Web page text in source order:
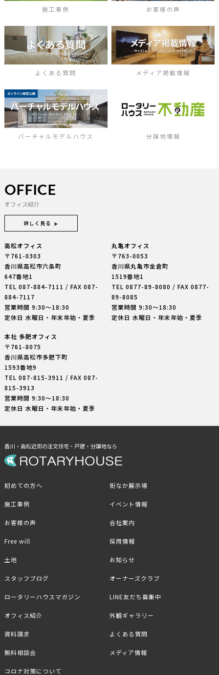
施工事例 お客様の声
よくある質問 メディア掲載情報
バーチャルモデルハウス 分譲地情報
OFFICE
オフィス紹介
詳しく見る
高松オフィス
〒761-0303
香川県高松市六条町
647番地1
TEL 087-884-7111 / FAX 087-
884-7117
営業時間 9:30〜18:30
定休日 水曜日・年末年始・夏季
丸亀オフィス
〒763-0053
香川県丸亀市金倉町
1519番地1
TEL0877-89-8080 / FAX 0877-
89-8085
営業時間 9:30〜18:30
定休日 水曜日・年末年始・夏季
本社 多肥オフィス
〒761-8075
香川県高松市多肥下町
1593番地9
TEL 087-815-3911 / FAX 087-
815-3913
営業時間 9:30〜18:30
定休日 水曜日・年末年始・夏季
香川・高松近郊の注文住宅・戸建・分譲地なら
初めての方へ
施工事例
お客様の声
Free will
土地
街なか展示場
イベント情報
会社案内
採用情報
お知らせ
スタッフブログ
ロータリーハウスマガジン
オフィス紹介
資料請求
無料相談会
オーナーズクラブ
LINE友だち募集中
外観ギャラリー
よくある質問
メディア情報
コロナ対策について